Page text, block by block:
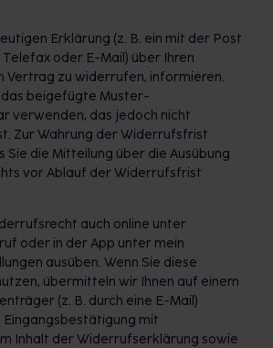
Erklärung (z. B. ein mit der Post
oder E-Mail) über Ihren
Vertrag zu widerrufen, informieren.
beigefügte Muster-
verwenden, das jedoch nicht
Zur Wahrung der Widerrufsfrist
Sie die Mitteilung über die Ausübung
vor Ablauf der Widerrufsfrist
auch online unter
oder in der App unter mein
ausüben. Wenn Sie diese
übermitteln wir Ihnen auf einem
(z. B. durch eine E-Mail)
Eingangsbestätigung mit
Inhalt der Widerrufserklärung sowie